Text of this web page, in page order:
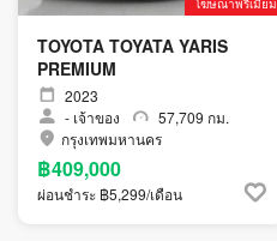
TOYOTA TOYATA YARIS
PREMIUM
2023
- เจ้าของ
57,709 กม.
กรุงเทพมหานคร
฿409,000
ผ่อนชำระ ฿5,299/เดือน